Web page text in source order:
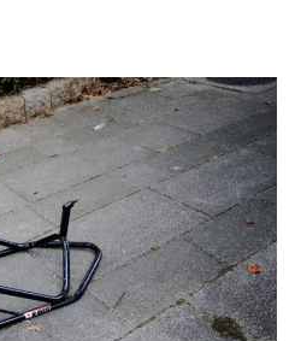
LUMIX S1 LUMIX S9
MX nikki Nikon
OM-3 om-5 II omsystem
panasonic pc
photo Pocket 3 PS5